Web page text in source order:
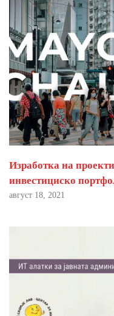
Изработка на
инвестициско
август 18, 2021